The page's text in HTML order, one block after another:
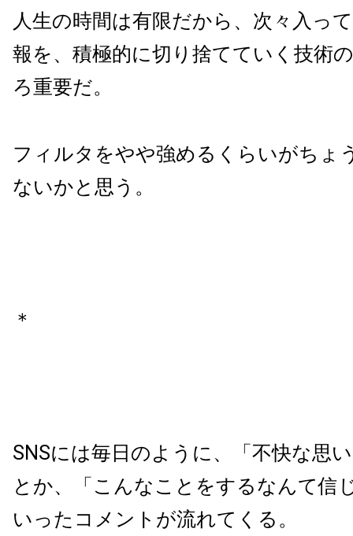
人生の時間は有限だから、次々入っ
報を、積極的に切り捨てていく技術
ろ重要だ。
フィルタをやや強めるくらいがちょ
ないかと思う。
＊
SNSには毎日のように、「不快な思
とか、「こんなことをするなんて信
いったコメントが流れてくる。